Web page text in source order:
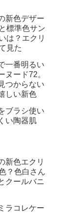
新色デザー
標準色サン
は？エクリ
見た
一番明るい
ヌード72。
つからない
しい新色
ブラシ使い
い陶器肌
新色エクリ
？色白さん
クールバニ
ラコレケー